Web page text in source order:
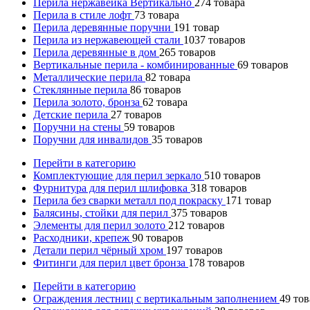
Перила нержавейка Вертикально 274 товара
Перила в стиле лофт 73 товара
Перила деревянные поручни 191 товар
Перила из нержавеющей стали 1037 товаров
Перила деревянные в дом 265 товаров
Вертикальные перила - комбинированные 69 товаров
Металлические перила 82 товара
Стеклянные перила 86 товаров
Перила золото, бронза 62 товара
Детские перила 27 товаров
Поручни на стены 59 товаров
Поручни для инвалидов 35 товаров
Перейти в категорию
Комплектующие для перил зеркало 510 товаров
Фурнитура для перил шлифовка 318 товаров
Перила без сварки металл под покраску 171 товар
Балясины, стойки для перил 375 товаров
Элементы для перил золото 212 товаров
Расходники, крепеж 90 товаров
Детали перил чёрный хром 197 товаров
Фитинги для перил цвет бронза 178 товаров
Перейти в категорию
Ограждения лестниц с вертикальным заполнением 49